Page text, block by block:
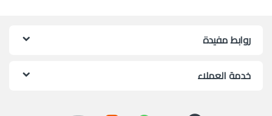
روابط مفيدة
خدمة العملاء